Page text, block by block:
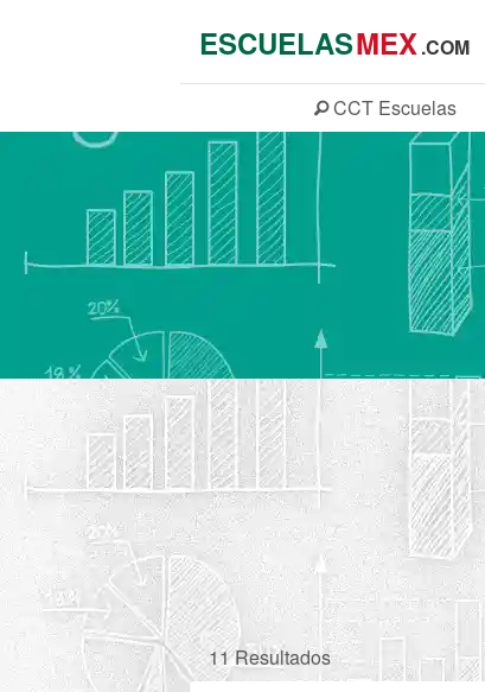
ESCUELASMEX.COM
CCT Escuelas
11 Resultados